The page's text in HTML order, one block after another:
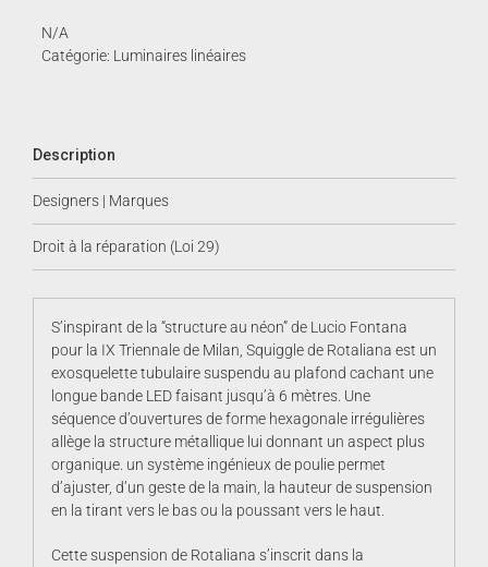
N/A
Catégorie: Luminaires linéaires
Description
Designers | Marques
Droit à la réparation (Loi 29)
S’inspirant de la “structure au néon” de Lucio Fontana
pour la IX Triennale de Milan, Squiggle de Rotaliana est un
exosquelette tubulaire suspendu au plafond cachant une
longue bande LED faisant jusqu’à 6 mètres. Une
séquence d’ouvertures de forme hexagonale irrégulières
allège la structure métallique lui donnant un aspect plus
organique. un système ingénieux de poulie permet
d’ajuster, d’un geste de la main, la hauteur de suspension
en la tirant vers le bas ou la poussant vers le haut.
Cette suspension de Rotaliana s’inscrit dans la